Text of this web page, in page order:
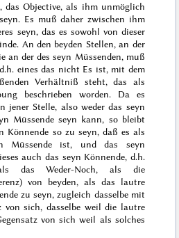
das Objective, als ihm unmöglich
Es muß daher zwischen ihm
seyn, das es sowohl von dieser
An den beyden Stellen, an der
an der des seyn Müssenden, muß
eines das nicht Es ist, mit dem
Verhältniß steht, das als
beschrieben worden. Da es
jener Stelle, also weder das seyn
Müssende seyn kann, so bleibt
Könnende so zu seyn, daß es als
Müssende ist, und das seyn
auch das seyn Könnende, d.h.
das Weder-Noch, als die
von beyden, als das lautre
zuseyn, zugleich dasselbe mit
von sich, dasselbe weil die lautre
von sich weil als solches